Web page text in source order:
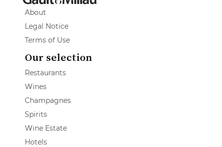
About
Legal Notice
Terms of Use
Our selection
Restaurants
Wines
Champagnes
Spirits
Wine Estate
Hotels